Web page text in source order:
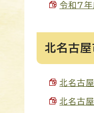
令和7年
北名古屋
北名古
北名古